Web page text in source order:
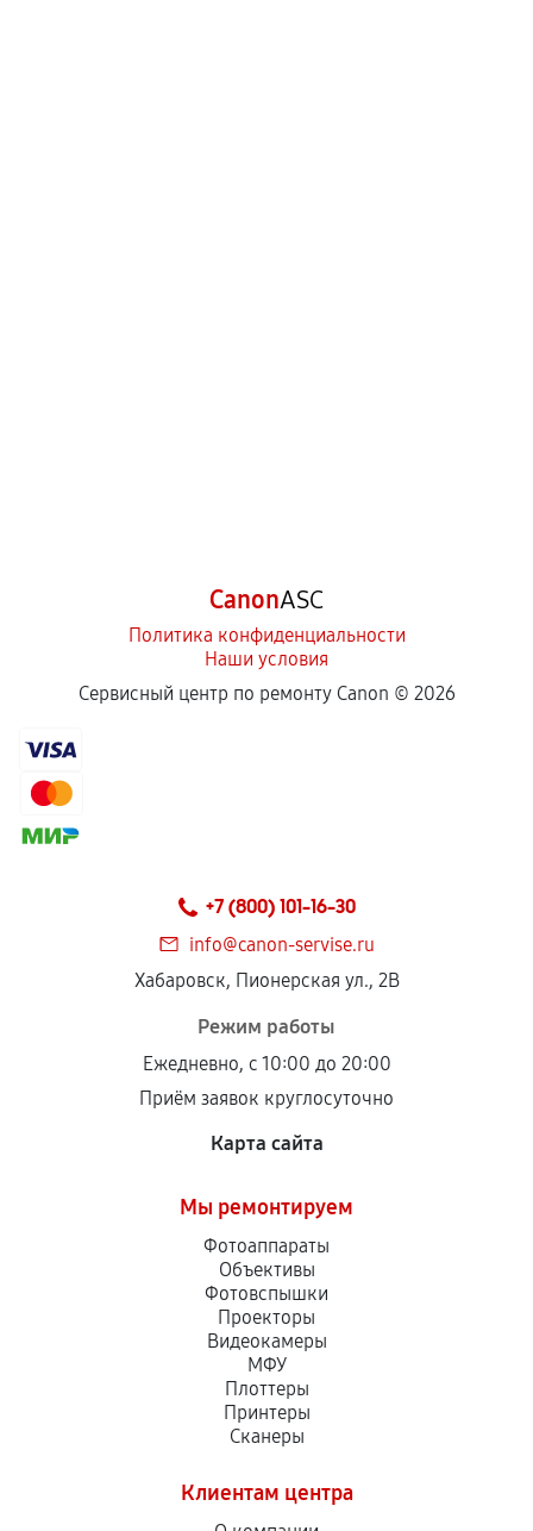
CanonASC
Политика конфиденциальности
Наши условия
Сервисный центр по ремонту Canon © 2026
+7 (800) 101-16-30
info@canon-servise.ru
Хабаровск, Пионерская ул., 2В
Режим работы
Ежедневно, с 10:00 до 20:00
Приём заявок круглосуточно
Карта сайта
Мы ремонтируем
Фотоаппараты
Объективы
Фотовспышки
Проекторы
Видеокамеры
МФУ
Плоттеры
Принтеры
Сканеры
Клиентам центра